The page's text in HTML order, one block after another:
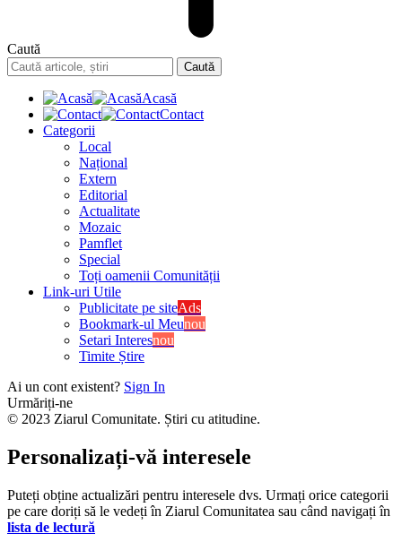
Caută
Acasă
Contact
Categorii
Local
Național
Extern
Editorial
Actualitate
Mozaic
Pamflet
Special
Toți oamenii Comunității
Link-uri Utile
Publicitate pe siteAds
Bookmark-ul Meunou
Setari Interesnou
Timite Știre
Ai un cont existent? Sign In
Urmăriți-ne
© 2023 Ziarul Comunitate. Știri cu atitudine.
Personalizați-vă interesele
Puteți obține actualizări pentru interesele dvs. Urmați orice categorii
pe care doriți să le vedeți în Ziarul Comunitatea sau când navigați în
lista de lectură